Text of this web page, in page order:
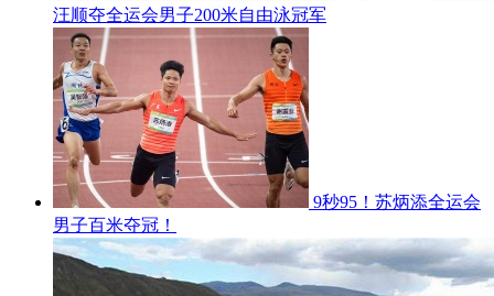
汪顺夺全运会男子200米自由泳冠军
9秒95！苏炳添全运会
男子百米夺冠！